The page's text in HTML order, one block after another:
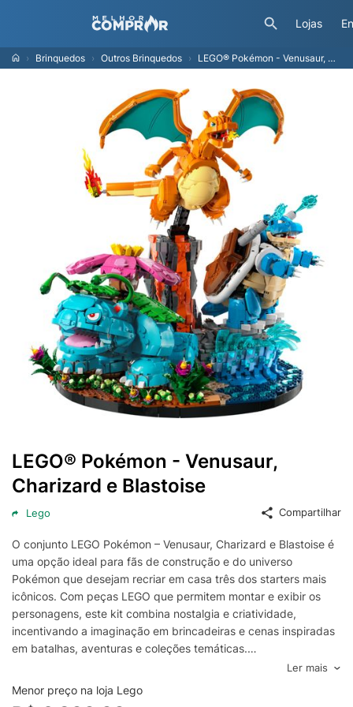
Lojas
Brinquedos Outros Brinquedos LEGO® Pokémon - Venusaur, Charizard e Blastoise
LEGO® Pokémon - Venusaur,
Charizard e Blastoise
Lego Compartilhar
O conjunto LEGO Pokémon – Venusaur, Charizard e Blastoise é
uma opção ideal para fãs de construção e do universo
Pokémon que desejam recriar em casa três dos starters mais
icônicos. Com peças LEGO que permitem montar e exibir os
personagens, este kit combina nostalgia e criatividade,
incentivando a imaginação em brincadeiras e cenas inspiradas
em batalhas, aventuras e coleções temáticas.
Perfeito para colecionadores e para quem gosta de projetos de
montagem, o set oferece uma experiência envolvente ao
montar cada criatura com detalhes marcantes, proporcionando
Ler mais
Menor preço na loja Lego